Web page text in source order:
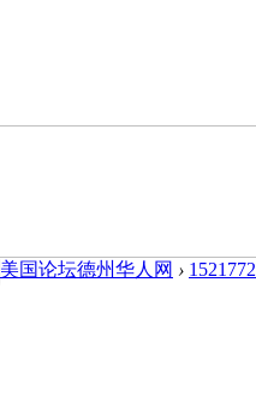
美国论坛德州华人网 ›